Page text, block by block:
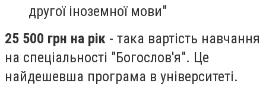
другої іноземної мови"
25 500 грн на рік - така вартість навчання
на спеціальності "Богослов'я". Це
найдешевша програма в університеті.